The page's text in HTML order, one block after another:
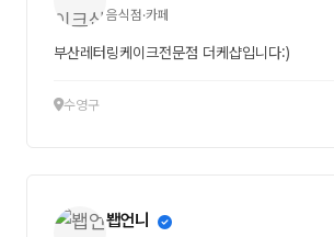
음식점·카페
부산레터링케이크전문점 더케샵입니다:)
수영구
봽언니